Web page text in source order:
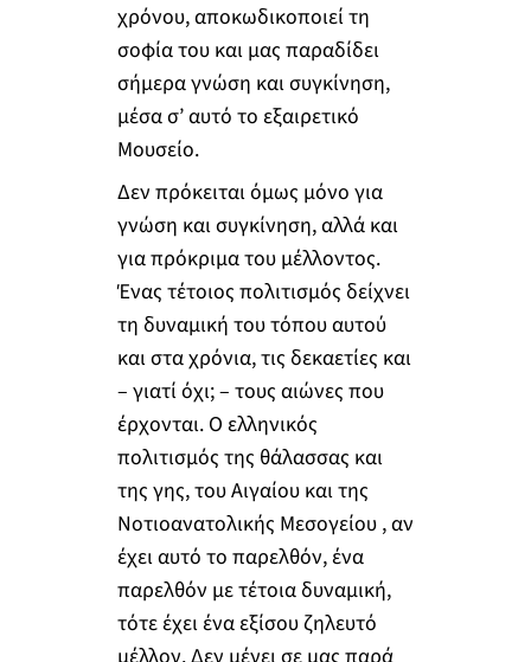
χρόνου, αποκωδικοποιεί τη
σοφία του και μας παραδίδει
σήμερα γνώση και συγκίνηση,
μέσα σ’ αυτό το εξαιρετικό
Μουσείο.
Δεν πρόκειται όμως μόνο για
γνώση και συγκίνηση, αλλά και
για πρόκριμα του μέλλοντος.
Ένας τέτοιος πολιτισμός δείχνει
τη δυναμική του τόπου αυτού
και στα χρόνια, τις δεκαετίες και
– γιατί όχι; – τους αιώνες που
έρχονται. Ο ελληνικός
πολιτισμός της θάλασσας και
της γης, του Αιγαίου και της
Νοτιοανατολικής Μεσογείου , αν
έχει αυτό το παρελθόν, ένα
παρελθόν με τέτοια δυναμική,
τότε έχει ένα εξίσου ζηλευτό
μέλλον. Δεν μένει σε μας παρά